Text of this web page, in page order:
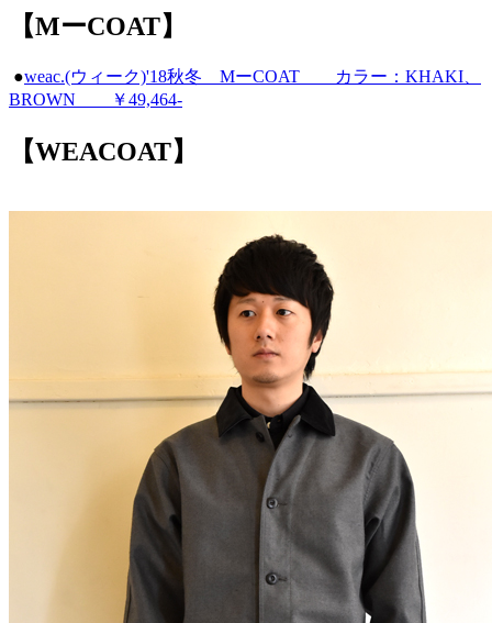
【MーCOAT】
●weac.(ウィーク)'18秋冬 MーCOAT カラー：KHAKI、
BROWN ￥49,464-
【WEACOAT】